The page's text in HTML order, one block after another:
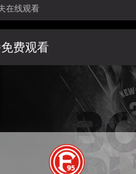
在线观看
费观看